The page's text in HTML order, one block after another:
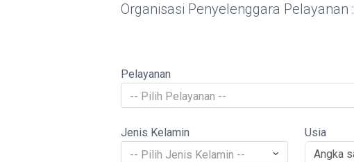
Organisasi Penyelenggara Pelayanan :
Pelayanan
-- Pilih Pelayanan --
Jenis Kelamin
-- Pilih Jenis Kelamin --
Usia